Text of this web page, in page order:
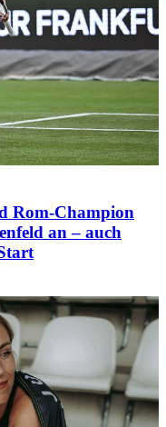
Rom-Champion
an – auch